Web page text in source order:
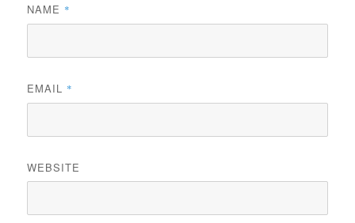
NAME *
EMAIL *
WEBSITE